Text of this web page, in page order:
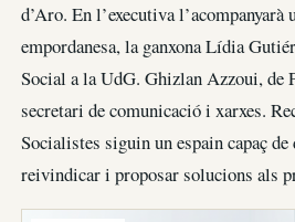
d’Aro. En l’executiva l’acompanyarà
empordanesa, la ganxona Lídia
Social a la UdG. Ghizlan Azzoui, de
secretari de comunicació i xarxes.
Socialistes siguin un espain capaç
reivindicar i proposar solucions als